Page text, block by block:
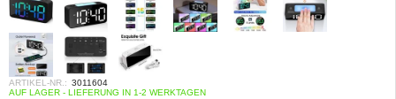
ARTIKEL-NR.: 3011604
AUF LAGER - LIEFERUNG IN 1-2 WERKTAGEN